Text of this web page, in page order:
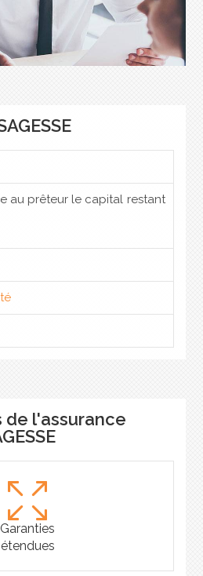
au prêteur le capital restant
de l'assurance
Garanties
étendues